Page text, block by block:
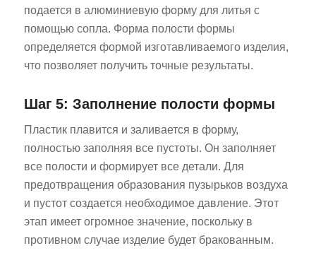
подается в алюминиевую форму для литья с
помощью сопла. Форма полости формы
определяется формой изготавливаемого изделия,
что позволяет получить точные результаты.
Шаг 5: Заполнение полости формы
Пластик плавится и заливается в форму,
полностью заполняя все пустоты. Он заполняет
все полости и формирует все детали. Для
предотвращения образования пузырьков воздуха
и пустот создается необходимое давление. Этот
этап имеет огромное значение, поскольку в
противном случае изделие будет бракованным.